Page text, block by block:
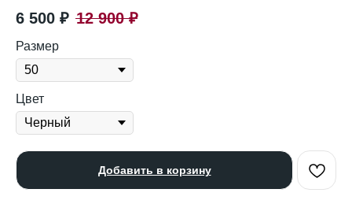
6 500 ₽ 12 900 ₽
Размер
Цвет
Добавить в корзину